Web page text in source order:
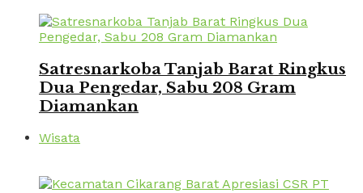
Satresnarkoba Tanjab Barat Ringkus
Dua Pengedar, Sabu 208 Gram
Diamankan
Wisata